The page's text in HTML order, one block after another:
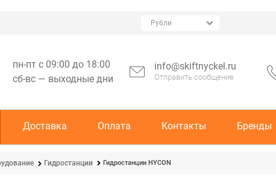
пн-пт с 09:00 до 18:00
сб-вс — выходные дни
info@skiftnyckel.ru
Отправить сообщение
Доставка Оплата Контакты Бренды
Гидростанции Гидростанции HYCON